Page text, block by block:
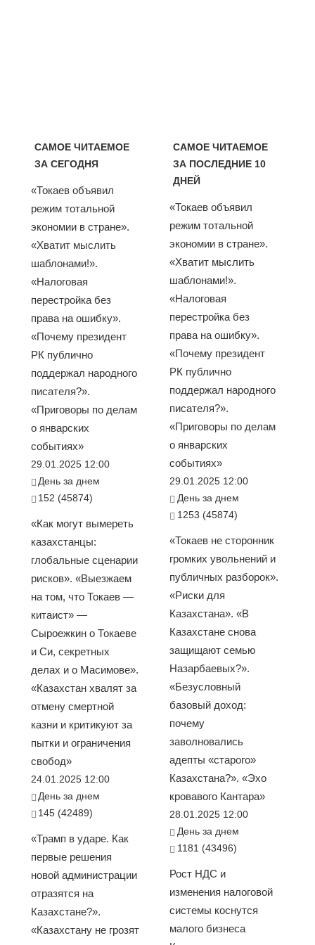
САМОЕ ЧИТАЕМОЕ
ЗА СЕГОДНЯ
«Токаев объявил
режим тотальной
экономии в стране».
«Хватит мыслить
шаблонами!».
«Налоговая
перестройка без
права на ошибку».
«Почему президент
РК публично
поддержал народного
писателя?».
«Приговоры по делам
о январских
событиях»
29.01.2025 12:00
День за днем
152 (45874)
«Как могут вымереть
казахстанцы:
глобальные сценарии
рисков». «Выезжаем
на том, что Токаев —
китаист» —
Сыроежкин о Токаеве
и Си, секретных
делах и о Масимове».
«Казахстан хвалят за
отмену смертной
казни и критикуют за
пытки и ограничения
свобод»
24.01.2025 12:00
День за днем
145 (42489)
«Трамп в ударе. Как
первые решения
новой администрации
отразятся на
Казахстане?».
«Казахстану не грозят
САМОЕ ЧИТАЕМОЕ
ЗА ПОСЛЕДНИЕ 10
ДНЕЙ
«Токаев объявил
режим тотальной
экономии в стране».
«Хватит мыслить
шаблонами!».
«Налоговая
перестройка без
права на ошибку».
«Почему президент
РК публично
поддержал народного
писателя?».
«Приговоры по делам
о январских
событиях»
29.01.2025 12:00
День за днем
1253 (45874)
«Токаев не сторонник
громких увольнений и
публичных разборок».
«Риски для
Казахстана». «В
Казахстане снова
защищают семью
Назарбаевых?».
«Безусловный
базовый доход:
почему
заволновались
адепты «старого»
Казахстана?». «Эхо
кровавого Кантара»
28.01.2025 12:00
День за днем
1181 (43496)
Рост НДС и
изменения налоговой
системы коснутся
малого бизнеса